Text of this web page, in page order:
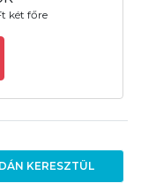
két főre
KERESZTÜL